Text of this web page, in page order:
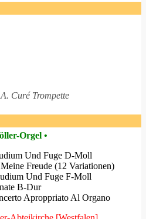
Curé Trompette
Orgel •
Und Fuge D-Moll
Meine Freude (12 Variationen)
Und Fuge F-Moll
B-Dur
Aproppriato Al Organo